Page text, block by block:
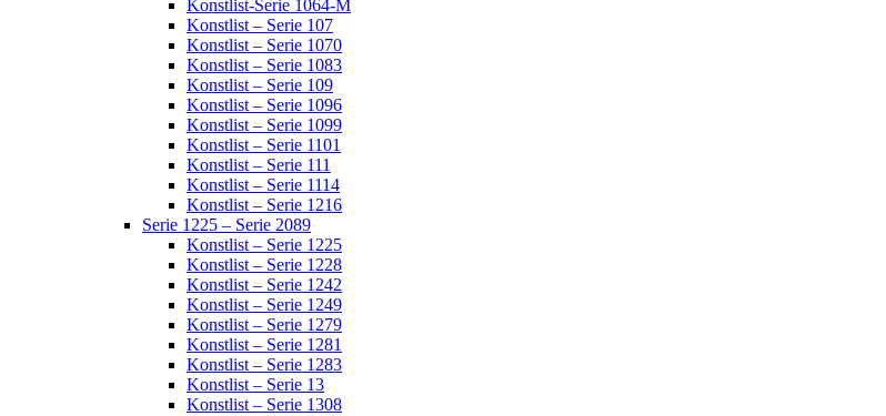
Konstlist-Serie 1064-M
Konstlist – Serie 107
Konstlist – Serie 1070
Konstlist – Serie 1083
Konstlist – Serie 109
Konstlist – Serie 1096
Konstlist – Serie 1099
Konstlist – Serie 1101
Konstlist – Serie 111
Konstlist – Serie 1114
Konstlist – Serie 1216
Serie 1225 – Serie 2089
Konstlist – Serie 1225
Konstlist – Serie 1228
Konstlist – Serie 1242
Konstlist – Serie 1249
Konstlist – Serie 1279
Konstlist – Serie 1281
Konstlist – Serie 1283
Konstlist – Serie 13
Konstlist – Serie 1308